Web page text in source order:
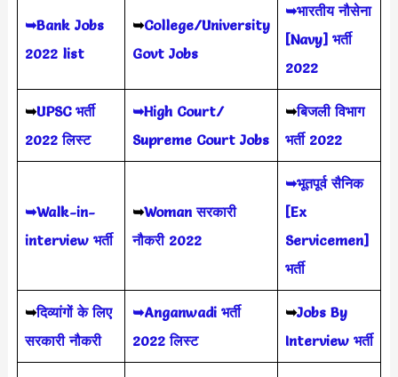
➥Bank Jobs
2022 list
➥College/University
Govt Jobs
➥भारतीय नौसेना
[Navy] भर्ती
2022
➥UPSC भर्ती
2022 लिस्ट
➥High Court/
Supreme Court Jobs
➥बिजली विभाग
भर्ती 2022
➥Walk-in-
interview भर्ती
➥Woman सरकारी
नौकरी 2022
➥भूतपूर्व सैनिक
[Ex
Servicemen]
भर्ती
➥दिव्यांगों के लिए
सरकारी नौकरी
➥Anganwadi भर्ती
2022 लिस्ट
➥Jobs By
Interview भर्ती